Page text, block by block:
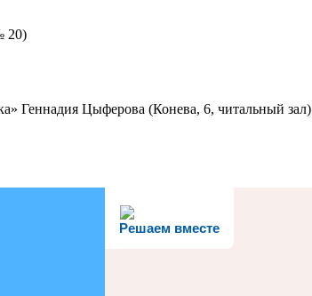
20)
Геннадия Цыферова (Конева, 6, читальный зал)
Решаем вместе